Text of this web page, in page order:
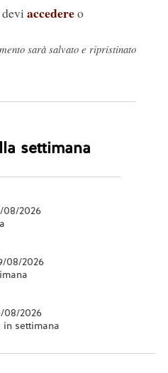
accedereo
sarà salvato e ripristinato
settimana
2026
08/2026
08/2026
settimana